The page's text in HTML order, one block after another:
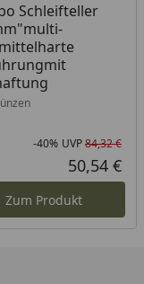
Preis
Schleifteller
-40% UVP84,32 €
50,54 €
Zum Produkt